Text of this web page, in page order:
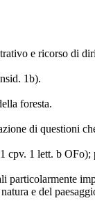
e ricorso di
1b).
foresta.
di questioni
1 lett. b
e del